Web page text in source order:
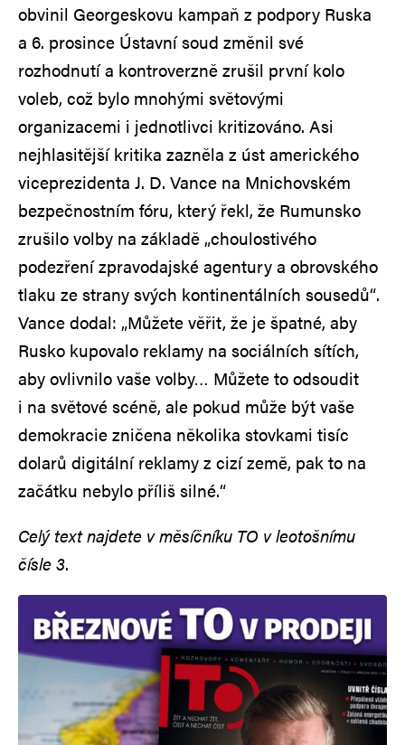
obvinil Georgeskovu kampaň z podpory Ruska
a 6. prosince Ústavní soud změnil své
rozhodnutí a kontroverzně zrušil první kolo
voleb, což bylo mnohými světovými
organizacemi i jednotlivci kritizováno. Asi
nejhlasitější kritika zazněla z úst amerického
viceprezidenta J. D. Vance na Mnichovském
bezpečnostním fóru, který řekl, že Rumunsko
zrušilo volby na základě „choulostivého
podezření zpravodajské agentury a obrovského
tlaku ze strany svých kontinentálních sousedů“.
Vance dodal: „Můžete věřit, že je špatné, aby
Rusko kupovalo reklamy na sociálních sítích,
aby ovlivnilo vaše volby… Můžete to odsoudit
i na světové scéně, ale pokud může být vaše
demokracie zničena několika stovkami tisíc
dolarů digitální reklamy z cizí země, pak to na
začátku nebylo příliš silné.“
Celý text najdete v měsíčníku TO v leotošnímu
čísle 3.